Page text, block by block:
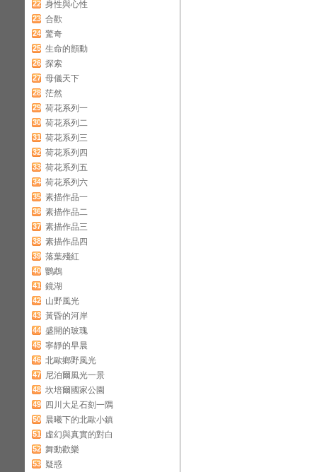
22 身性與心性
23 合歡
24 驚奇
25 生命的顫動
26 探索
27 母儀天下
28 茫然
29 荷花系列一
30 荷花系列二
31 荷花系列三
32 荷花系列四
33 荷花系列五
34 荷花系列六
35 素描作品一
36 素描作品二
37 素描作品三
38 素描作品四
39 落葉殘紅
40 鸚鵡
41 鏡湖
42 山野風光
43 黃昏的河岸
44 盛開的玻瑰
45 寧靜的早晨
46 北歐鄉野風光
47 尼泊爾風光一景
48 坎培爾國家公園
49 四川大足石刻一隅
50 晨曦下的北歐小鎮
51 虛幻與真實的對白
52 舞動歡樂
53 疑惑